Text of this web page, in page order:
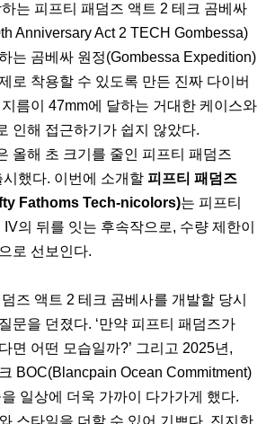
는 피프티 패덤즈 액트 2 테크 곰베싸
Anniversary Act 2 TECH Gombessa)
는 곰베싸 원정(Gombessa Expedition)
로 착용할 수 있도록 만든 진짜 다이버
름이 47mm에 달하는 거대한 케이스와
인해 접근하기가 쉽지 않았다.
올해 초 크기를 줄인 피프티 패덤즈
했다. 이번에 소개할 피프티 패덤즈
Fathoms Tech-nicolors)는 피프티
의 뒤를 잇는 후속작으로, 수량 제한이
로 선보인다.
즈 액트 2 테크 곰베사를 개발할 당시
문을 던졌다. ‘만약 피프티 패덤즈가
면 어떤 모습일까?’ 그리고 2025년,
BOC(Blancpain Ocean Commitment)
일상에 더욱 가까이 다가가게 했다.